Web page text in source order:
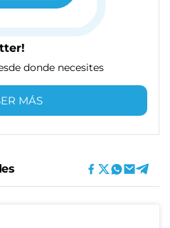
donde necesites
MÁS